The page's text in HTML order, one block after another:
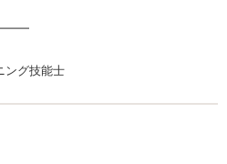
ング技能士